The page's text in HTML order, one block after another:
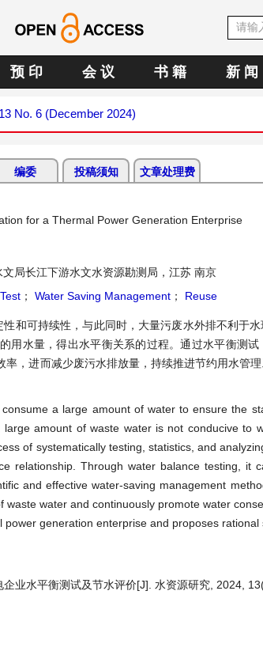
预 印 会 议 书 籍 新 闻
No. 6 (December 2024)
编委 投稿须知 文章处理费
for a Thermal Power Generation Enterprise
文局长江下游水文水资源勘测局，江苏 南京
； Water Saving Management ； Reuse
和可持续性，与此同时，大量污废水外排不利于
用水量，得出水平衡关系的过程。通过水平衡测
，进而减少废污水排放量，持续推进节约用水管
a large amount of water to ensure the
amount of waste water is not conducive to
of systematically testing, statistics, and
relationship. Through water balance testing, it
and effective water-saving management
water and continuously promote water
generation enterprise and proposes rational
业水平衡测试及节水评价[J]. 水资源研究, 2024,